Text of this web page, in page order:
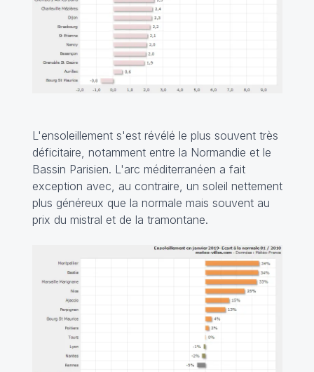
L'ensoleillement s'est révélé le plus souvent très
déficitaire, notamment entre la Normandie et le
Bassin Parisien. L'arc méditerranéen a fait
exception avec, au contraire, un soleil nettement
plus généreux que la normale mais souvent au
prix du mistral et de la tramontane.